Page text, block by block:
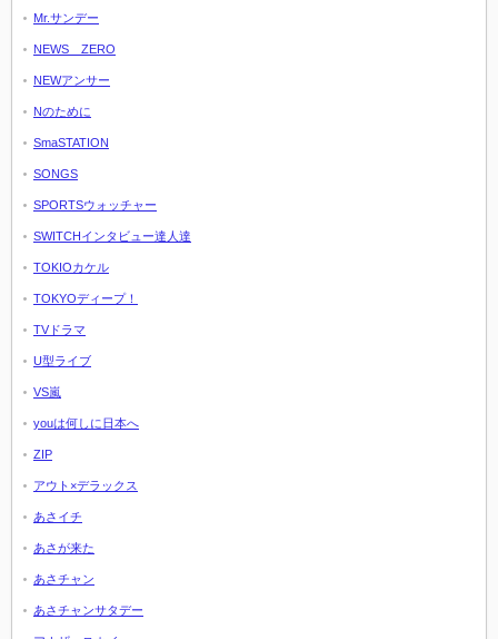
Mr.サンデー
NEWS ZERO
NEWアンサー
Nのために
SmaSTATION
SONGS
SPORTSウォッチャー
SWITCHインタビュー達人達
TOKIOカケル
TOKYOディープ！
TVドラマ
U型ライブ
VS嵐
youは何しに日本へ
ZIP
アウト×デラックス
あさイチ
あさが来た
あさチャン
あさチャンサタデー